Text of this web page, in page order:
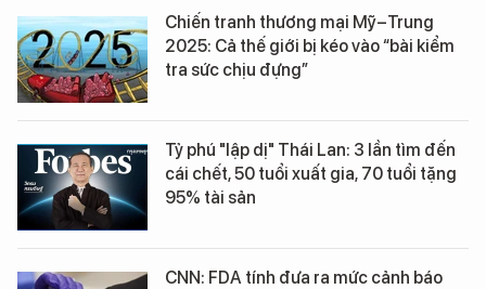
Chiến tranh thương mại Mỹ–Trung
2025: Cả thế giới bị kéo vào “bài kiểm
tra sức chịu đựng”
Tỷ phú "lập dị" Thái Lan: 3 lần tìm đến
cái chết, 50 tuổi xuất gia, 70 tuổi tặng
95% tài sản
CNN: FDA tính đưa ra mức cảnh báo